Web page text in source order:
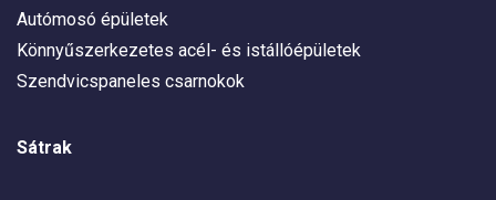
Autómosó épületek
Könnyűszerkezetes acél- és istállóépületek
Szendvicspaneles csarnokok
Sátrak